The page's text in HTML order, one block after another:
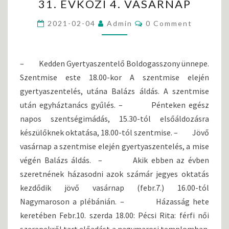
R
E
T
S
I
N
K
0
2
1
J
N
U
Á
31. ÉVKÖZI 4. VASÁRNAP
2021-02-04 Admin
C
O
T
S
0 Comment
– Kedden Gyertyaszentelő Boldogasszony ünnepe.
Szentmise este 18.00-kor A szentmise elején
gyertyaszentelés, utána Balázs áldás. A szentmise
után egyháztanács gyűlés. – Pénteken egész
napos szentségimádás, 15.30-tól elsőáldozásra
készülőknek oktatása, 18.00-tól szentmise. – Jövő
vasárnap a szentmise elején gyertyaszentelés, a mise
végén Balázs áldás. – Akik ebben az évben
szeretnének házasodni azok számár jegyes oktatás
kezdődik jövő vasárnap (febr.7.) 16.00-tól
Nagymaroson a plébánián. – Házasság hete
keretében Febr.10. szerda 18.00: Pécsi Rita: férfi női